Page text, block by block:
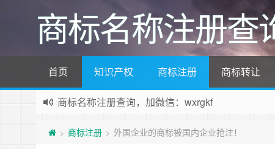
商标名称注册查
首页 知识产权 商标注册 商标转让
商标名称注册查询，加微信：wxrgkf
> 商标注册 > 外国企业的商标被国内企业抢注！